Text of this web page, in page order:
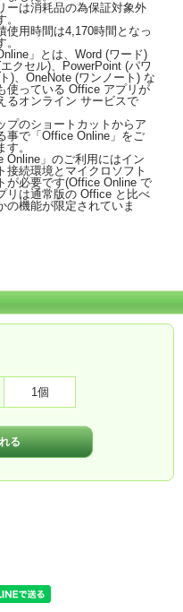
ーは消耗品の為保証対象外
使用時間は4,170時間となっ
」とは、Word (ワード)
クセル)、PowerPoint (パワ
)、OneNote (ワンノート) な
使っている Office アプリが
るオンライン サービスで
プのショートカットからア
事で「Office Online」をご
。
Online」のご利用にはイン
接続環境とマイクロソフト
が必要です(Office Online で
リは通常版の Office と比べ
の機能が限定されていま
1個